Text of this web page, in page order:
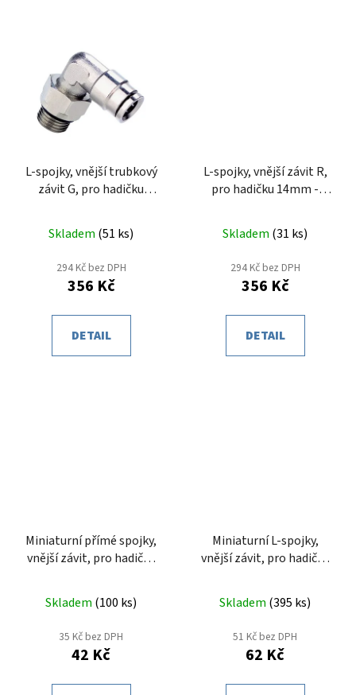
L-spojky, vnější trubkový
závit G, pro hadičku
Skladem (51 ks)
294 Kč bez DPH
356 Kč
DETAIL
L-spojky, vnější závit R,
pro hadičku 14mm -
Skladem (31 ks)
294 Kč bez DPH
356 Kč
DETAIL
Miniaturní přímé spojky,
vnější závit, pro hadičku
Skladem (100 ks)
35 Kč bez DPH
42 Kč
Miniaturní L-spojky,
vnější závit, pro hadičku
Skladem (395 ks)
51 Kč bez DPH
62 Kč